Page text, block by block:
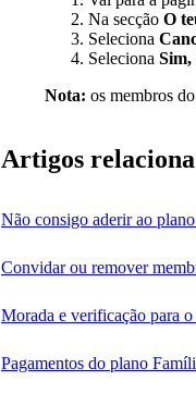
Na secção O
Seleciona
Seleciona Sim,
Nota: os membros
Artigos
Não consigo aderir ao
Convidar ou remover
Morada e verificação para
Pagamentos do plano